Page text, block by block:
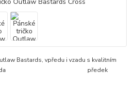
Bastards, vpředu i vzadu s kvalitním
záda předek